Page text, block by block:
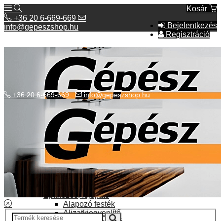
Kosár
Bejelentkezés
Regisztráció
+36 20 6-669-669
info@gepeszshop.hu
Kategóriák menü
Bolhapiac
Elektromos fűtés
Építkezés, fejújítás
Alapozó festék
Aljzatkiegyenlítő
+36 20 6-669-669 info@gepeszshop.hu